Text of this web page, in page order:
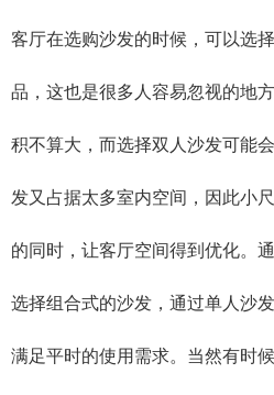
客厅在选购沙发的时候，可以选
品，这也是很多人容易忽视的地
积不算大，而选择双人沙发可能
发又占据太多室内空间，因此小
的同时，让客厅空间得到优化。
选择组合式的沙发，通过单人沙
满足平时的使用需求。当然有时